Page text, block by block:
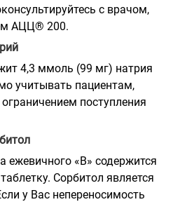
с врачом,
АЦЦ® 200.
4,3 ммоль (99 мг) натрия
учитывать пациентам,
поступления
ежевичного «В» содержится
Сорбитол является
у Вас непереносимость